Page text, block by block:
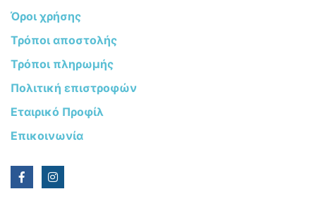
Όροι χρήσης
Τρόποι αποστολής
Τρόποι πληρωμής
Πολιτική επιστροφών
Εταιρικό Προφίλ
Επικοινωνία